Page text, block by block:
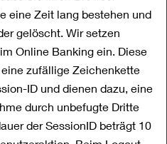
eine Zeit lang bestehen und
gelöscht. Wir setzen
Online Banking ein. Diese
zufällige Zeichenkette
ID und dienen dazu, eine
durch unbefugte Dritte
der SessionID beträgt 10
gerne weiter
möchten zusätzliche
Kredit- oder
Kontaktieren Sie
Wir helfen
Telefon, E-Mail